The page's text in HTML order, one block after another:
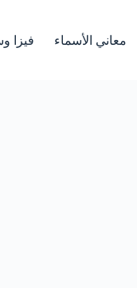
معاني الأسماء فيزا